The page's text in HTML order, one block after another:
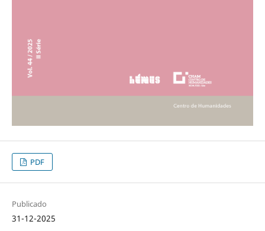
PDF
Publicado
31-12-2025